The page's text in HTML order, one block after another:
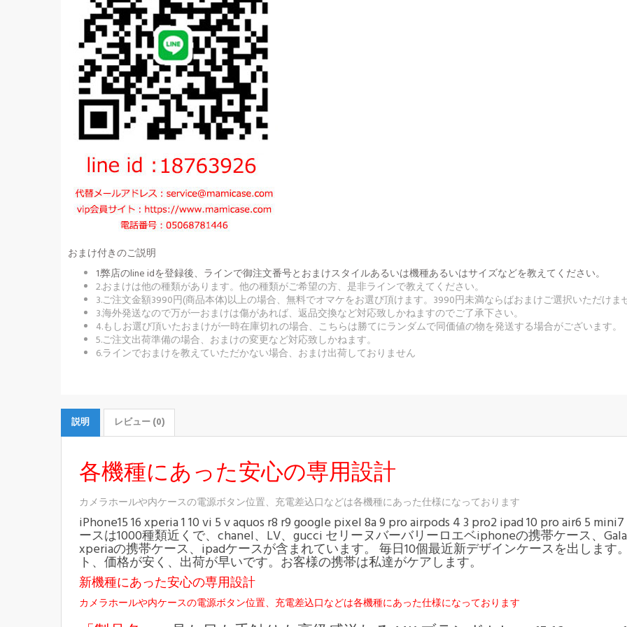
おまけ付きのご説明
1.弊店のline idを登録後、ラインで御注文番号とおまけスタイルあるいは機種あるいはサイズなどを教えてください。
2.おまけは他の種類があります。他の種類がご希望の方、是非ラインで教えてください。
3.ご注文金額3990円(商品本体)以上の場合、無料でオマケをお選び頂けます。3990円未満ならばおまけご選択いただけま
3.海外発送なので万が一おまけは傷があれば、返品交換など対応致しかねますのでご了承下さい。
4.もしお選び頂いたおまけが一時在庫切れの場合、こちらは勝てにランダムで同価値の物を発送する場合がございます。
5.ご注文出荷準備の場合、おまけの変更など対応致しかねます。
6.ラインでおまけを教えていただかない場合、おまけ出荷しておりません
説明 レビュー (0)
各機種にあった安心の専用設計
カメラホールや内ケースの電源ボタン位置、充電差込口などは各機種にあった仕様になっております
iPhone15 16 xperia 1 10 vi 5 v aquos r8 r9 google pixel 8a 9 pro airpods 4 3 pro2 ipad 10 pro air6 5
ースは1000種類近くで、chanel、LV、gucci セリーヌバーバリーロエベiphoneの携帯ケース、
xperiaの携帯ケース、ipadケースが含まれています。 毎日10個最近新デザインケースを出しま
ト、価格が安く、出荷が早いです。お客様の携帯は私達がケアします。
新機種にあった安心の専用設計
カメラホールや内ケースの電源ボタン位置、充電差込口などは各機種にあった仕様になっております